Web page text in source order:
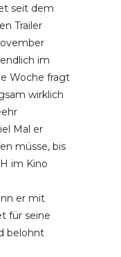
seit dem
Trailer
im
Woche fragt
wirklich
Mal er
müsse, bis
im Kino
er mit
für seine
belohnt